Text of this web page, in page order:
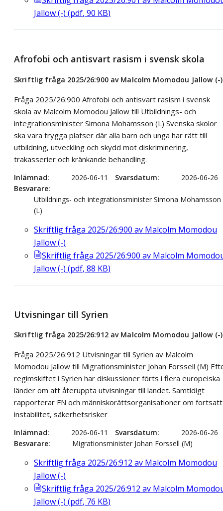
Jallow (-) (pdf, 90 KB)
Afrofobi och antisvart rasism i svensk skola
Skriftlig fråga 2025/26:900 av Malcolm Momodou Jallow (-)
Fråga 2025/26:900 Afrofobi och antisvart rasism i svensk
skola av Malcolm Momodou Jallow till Utbildnings- och
integrationsminister Simona Mohamsson (L) Svenska skolor
ska vara trygga platser där alla barn och unga har rätt till
utbildning, utveckling och skydd mot diskriminering,
trakasserier och kränkande behandling.
Inlämnad 2026-06-11 Svarsdatum
2026-06-26
Besvarare
Utbildnings- och integrationsminister Simona Mohamsson
(L)
Skriftlig fråga 2025/26:900 av Malcolm Momodou
Jallow (-)
Skriftlig fråga 2025/26:900 av Malcolm
Jallow (-) (pdf, 88 KB)
Utvisningar till Syrien
Skriftlig fråga 2025/26:912 av Malcolm Momodou Jallow (-)
Fråga 2025/26:912 Utvisningar till Syrien av Malcolm
Momodou Jallow till Migrationsminister Johan Forssell (M)
regimskiftet i Syrien har diskussioner förts i flera europeiska
länder om att återuppta utvisningar till landet. Samtidigt
rapporterar FN och människorättsorganisationer om fortsatt
instabilitet, säkerhetsrisker
Inlämnad 2026-06-11 Svarsdatum
2026-06-26
Besvarare
Migrationsminister Johan Forssell (M)
Skriftlig fråga 2025/26:912 av Malcolm Momodou
Jallow (-)
Skriftlig fråga 2025/26:912 av Malcolm
Jallow (-) (pdf, 76 KB)